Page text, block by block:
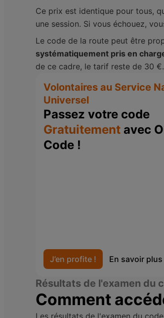
Ce prix est identique pour tous,
une session. Si vous échouez,
Le code de la route peut être
systématiquement pris en
de ce cadre, le tarif reste de 30 €.
Volontaires au Service
Universel
Passez votre code
Gratuitement avec
Code !
J’en profite ! En savoir plus
Résultats de l'examen du
Comment